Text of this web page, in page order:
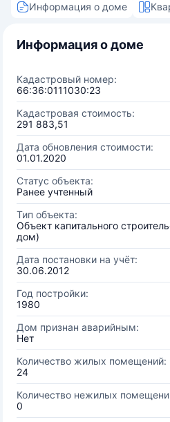
Информация о доме
Информация о доме
Кадастровый номер:
66:36:0111030:23
Кадастровая стоимость:
291 883,51
Дата обновления стоимости:
01.01.2020
Статус объекта:
Ранее учтенный
Тип объекта:
Объект капитального
дом)
Дата постановки на учёт:
30.06.2012
Год постройки:
1980
Дом признан аварийным:
Нет
Количество жилых помещений:
24
Количество нежилых
0